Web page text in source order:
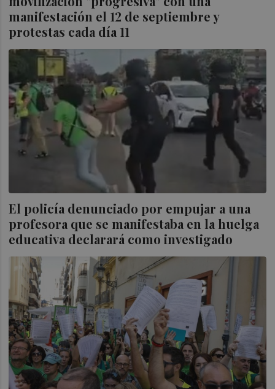
manifestación el 12 de septiembre y
protestas cada día 11
El policía denunciado por empujar a una
profesora que se manifestaba en la huelga
educativa declarará como investigado